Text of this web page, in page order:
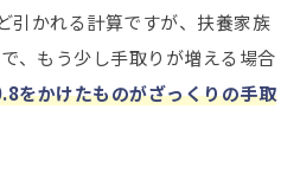
引かれる計算ですが、扶養家族
、もう少し手取りが増える場合
をかけたものがざっくりの手取